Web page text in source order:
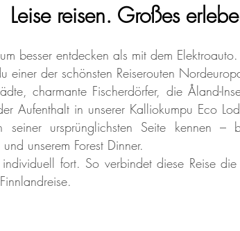
Leise reisen. Großes
besser entdecken als mit dem
einer der schönsten Reiserouten
charmante Fischerdörfer, die Åland-
Aufenthalt in unserer Kalliokumpu Eco
seiner ursprünglichsten Seite kennen
unserem Forest Dinner.
fort. So verbindet diese Reise